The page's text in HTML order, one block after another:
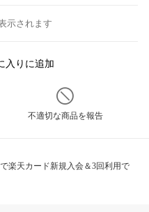
示されます
入りに追加
不適切な商品を報告
楽天カード新規入会＆3回利用で